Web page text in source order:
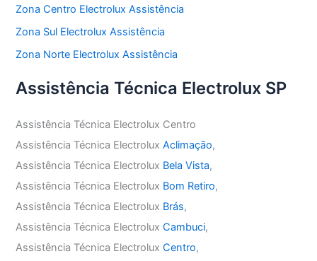
Zona Centro Electrolux Assistência
Zona Sul Electrolux Assistência
Zona Norte Electrolux Assistência
Assistência Técnica Electrolux SP
Assistência Técnica Electrolux Centro
Assistência Técnica ElectroluxAclimação,
Assistência Técnica Electrolux Bela Vista,
Assistência Técnica Electrolux Bom Retiro,
Assistência Técnica Electrolux Brás,
Assistência Técnica ElectroluxCambuci,
Assistência Técnica ElectroluxCentro,